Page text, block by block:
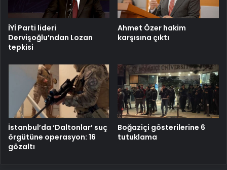
İYİ Parti lideri
Dervişoğlu’ndan Lozan
tepkisi
Ahmet Özer hakim
karşısına çıktı
İstanbul’da ‘Daltonlar’ suç
örgütüne operasyon: 16
gözaltı
Boğaziçi gösterilerine 6
tutuklama